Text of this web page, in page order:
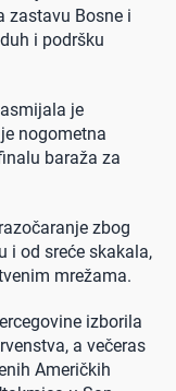
zastavu Bosne i
i podršku
je
nogometna
baraža za
zbog
i od sreće skakala,
mrežama.
izborila
a večeras
Američkih